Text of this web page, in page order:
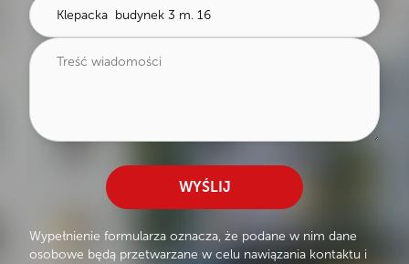
Wirtualny spacer
SZCZEGÓŁY OFERTY
SZCZEGÓŁY OFERTY favorite
WYŚLIJ
Wypełnienie formularza oznacza, że podane w nim dane
osobowe będą przetwarzane w celu nawiązania kontaktu i